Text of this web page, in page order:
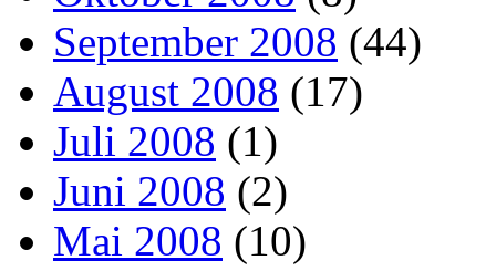
September 2008 (44)
August 2008 (17)
Juli 2008 (1)
Juni 2008 (2)
Mai 2008 (10)